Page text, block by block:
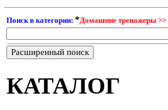
Поиск в категории: *Домашние тренажеры >>
Расширенный поиск
КАТАЛОГ